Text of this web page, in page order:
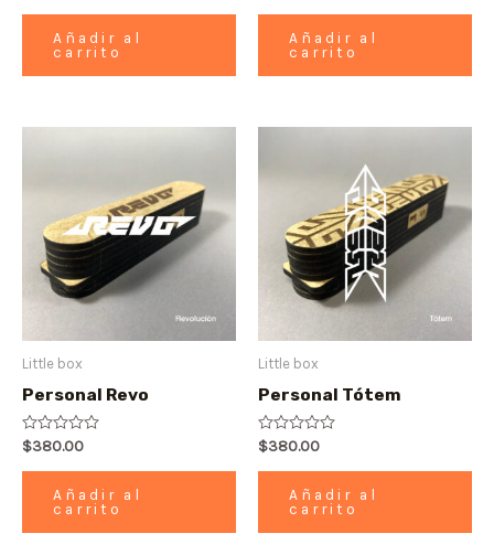
0
Añadir al
carrito
0
Añadir al
carrito
Little box
Personal Revo
Valorado
0
$380.00
Añadir al
carrito
Little box
Personal Tótem
Valorado
0
$380.00
Añadir al
carrito